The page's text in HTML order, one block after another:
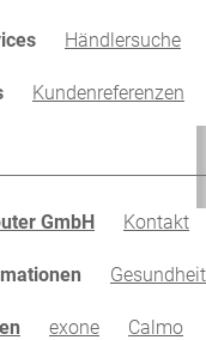
Händlersuche
Kundenreferenzen
GmbH Kontakt
exone Calmo